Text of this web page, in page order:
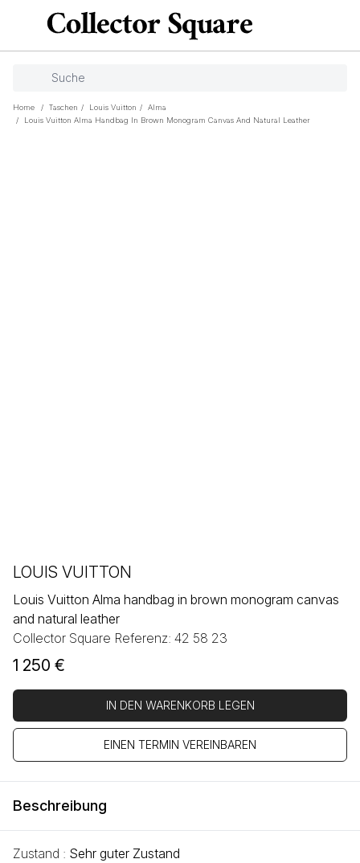
Home / Taschen / Louis Vuitton /
Alma
/
Louis Vuitton Alma Handbag In Brown Monogram Canvas And Natural Leather
LOUIS VUITTON
Louis Vuitton Alma handbag in brown monogram canvas
and natural leather
Collector Square Referenz: 42 58 23
1 250 €
IN DEN WARENKORB LEGEN
EINEN TERMIN VEREINBAREN
Beschreibung
Zustand : Sehr guter Zustand